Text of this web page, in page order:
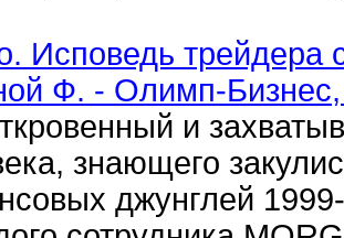
Исповедь трейдера
Ф. - Олимп-
и
знающего
джунглей